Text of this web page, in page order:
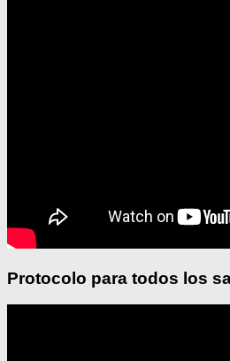
Protocolo para todos los